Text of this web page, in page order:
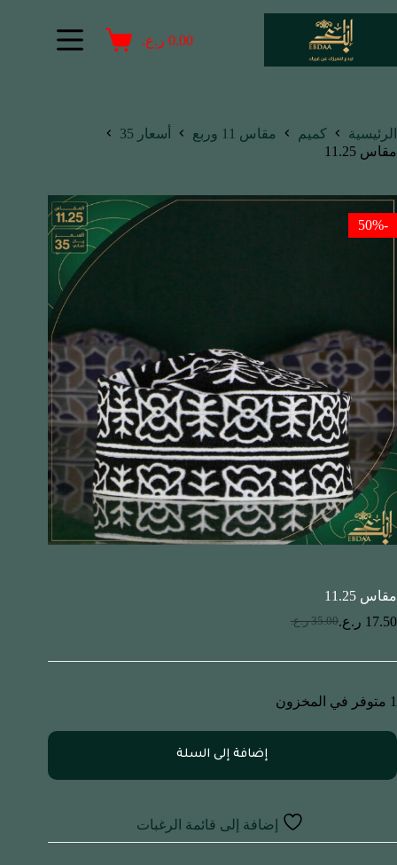
0.00 ر.ع.
الرئيسية كميم مقاس 11 وربع
أسعار 35
مقاس 11.25
-50%
مقاس 11.25
35.00 ر.ع. 17.50 ر.ع.
1 متوفر في المخزون
إضافة إلى السلة
إضافة إلى قائمة الرغبات